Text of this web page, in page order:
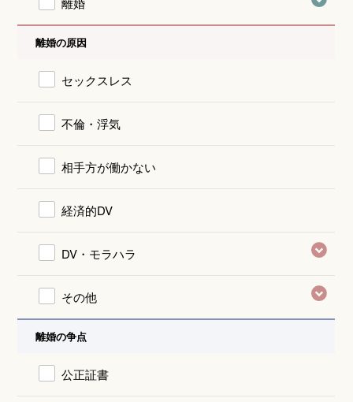
離婚の原因
セックスレス
不倫・浮気
相手方が働かない
経済的DV
DV・モラハラ
その他
離婚の争点
公正証書